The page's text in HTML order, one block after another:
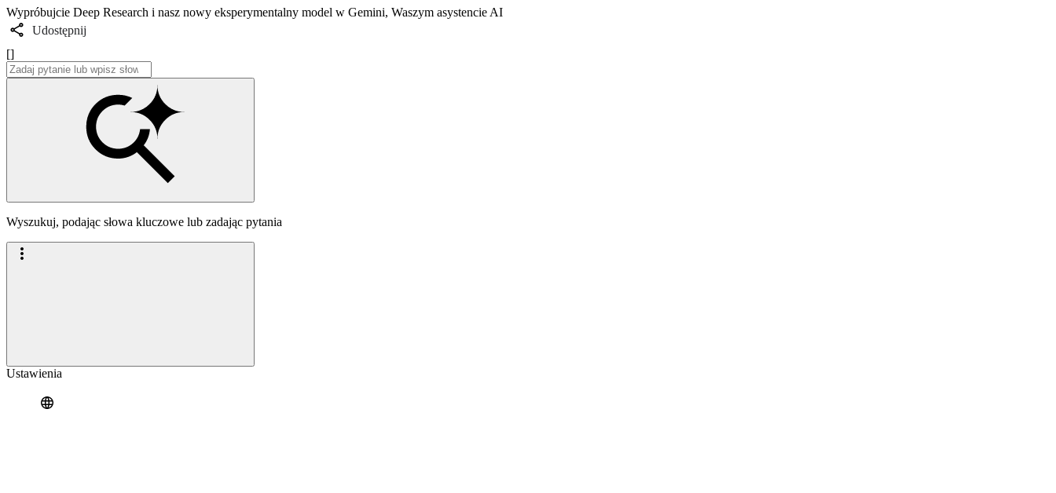
Wypróbujcie Deep Research i nasz nowy eksperymentalny model w Gemini, Waszym asystencie AI
Udostępnij
[]
Wyszukuj, podając słowa kluczowe lub zadając pytania
Ustawienia